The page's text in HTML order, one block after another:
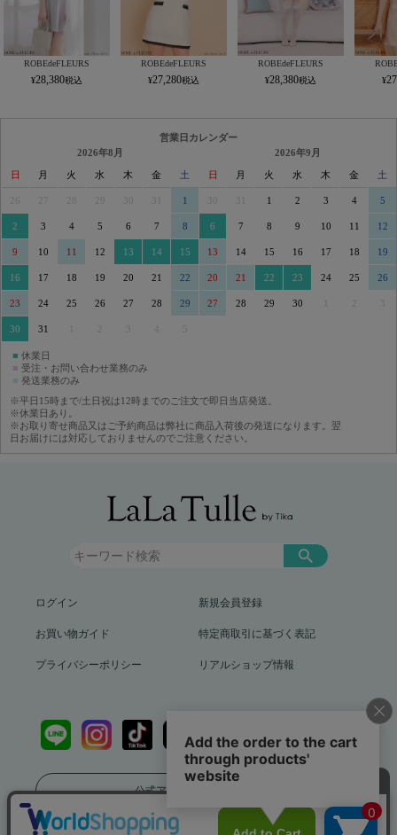
ROBEdeFLEURS
28,380
ROBEdeFLEURS
27,280
ROBEdeFLEURS
28,380
営業日カレンダー
2026年8月
日 月 火 水 木 金 土
29 30 31 1
2 3 4 5 6 7 8
9 10 11 12 13 14 15
16 17 18 19 20 21 22
23 24 25 26 27 28 29
30 31 3 5
2026年9月
日 月 火 水 木 金 土
30 31 1 2 3 4 5
6 7 8 9 10 11 12
13 14 15 16 17 18 19
20 21 22 23 24 25 26
27 28 29 30 3
■ 休業日
■ 受注・お問い合わせ業務のみ
■ 発送業務のみ
※平日15時まで/土日祝は12時までのご注文で即日当店発送。
※休業日あり。
※お取り寄せ商品又はご予約商品は弊社に商品入荷後の発送になります。翌
日お届けには対応しておりませんのでご注意ください。
ログイン 新規会員登録
お買い物ガイド 特定商取引に基づく表記
プライバシーポリシー リアルショップ情報
公式アプリをダウンロード
送料799円（沖縄、離島を除く）12,000円以上で送料無料